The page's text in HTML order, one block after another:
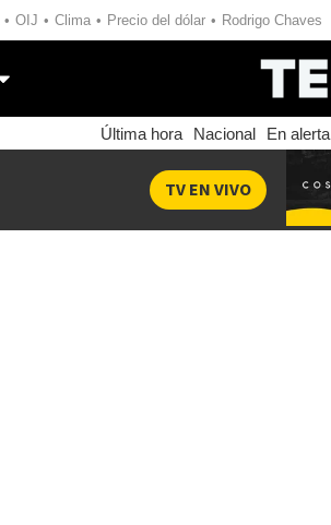
OIJ Clima Precio del dólar Rodrigo Chaves
Última hora Nacional En alerta
TV EN VIVO